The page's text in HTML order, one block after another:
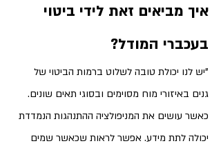
איך מביאים זאת לידי ביטוי
בעכברי המודל?
"יש לנו יכולת טובה לשלוט ברמות הביטוי של
גנים באיזורי מוח מסוימים ובסוגי תאים שונים.
כאשר עושים את המניפולציה ההתנהגות הנמדדת
יכולה לתת מידע. אפשר לראות שכאשר שמים